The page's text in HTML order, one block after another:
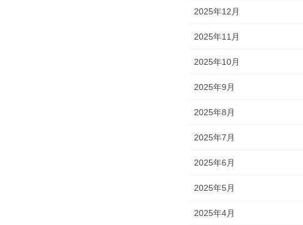
2025年12月
2025年11月
2025年10月
2025年9月
2025年8月
2025年7月
2025年6月
2025年5月
2025年4月